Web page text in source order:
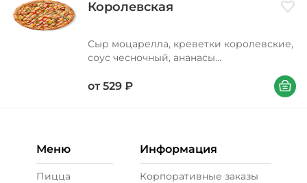
Королевская
Сыр моцарелла, креветки королевские,
соус чесночный, ананасы
соус кисло-сладкий, лук красный, лук
от 529 ₽ В
Меню
Пицца
Информация
Корпоративные заказы